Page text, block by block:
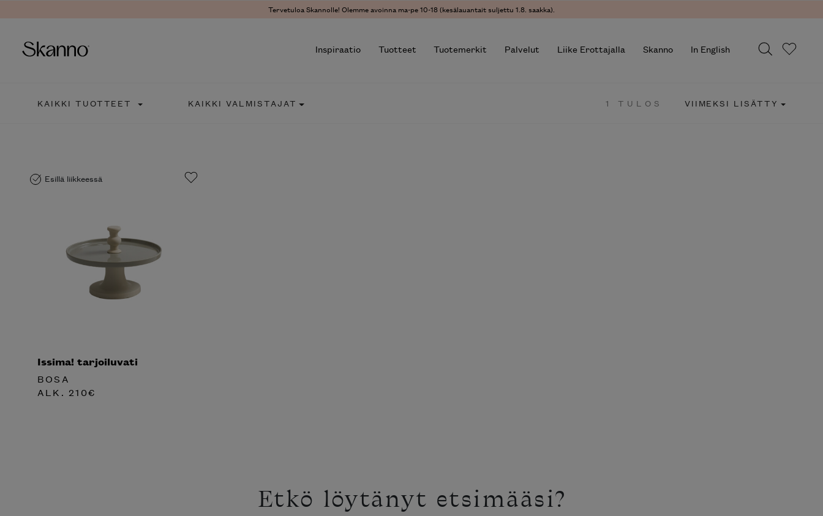
Tervetuloa Skannolle! Olemme avoinna ma-pe 10-18 (kesälauantait suljettu 1.8. saakka).
Inspiraatio Tuotteet Tuotemerkit Palvelut Liike Erottajalla Skanno In English
KAIKKI TUOTTEET KAIKKI VALMISTAJAT 1 TULOS VIIMEKSI LISÄTTY
Esillä liikkeessä
Issima! tarjoiluvati
BOSA
ALK. 210€
Etkö löytänyt etsimääsi?